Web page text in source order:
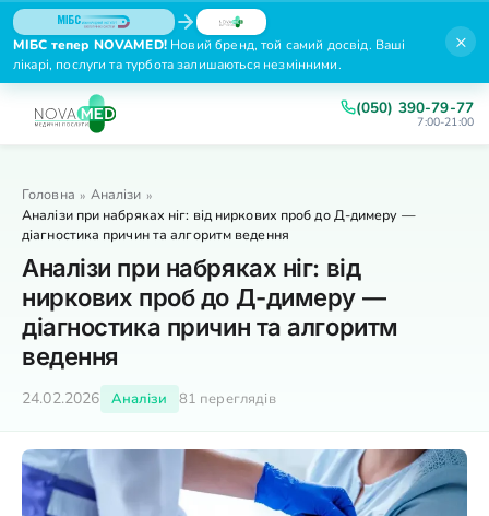
МІБС тепер NOVAMED!Новий бренд, той самий досвід. Ваші
лікарі, послуги та турбота залишаються незмінними.
×
(050) 390-79-77
7:00-21:00
Головна » Аналізи »
Аналізи при набряках ніг: від ниркових проб до Д-димеру —
діагностика причин та алгоритм ведення
Аналізи при набряках ніг: від
ниркових проб до Д-димеру —
діагностика причин та алгоритм
ведення
24.02.2026 Аналізи 81 переглядів